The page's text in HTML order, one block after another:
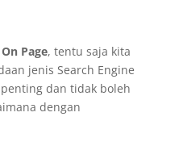
Page, tentu saja kita
jenis Search Engine
dan tidak boleh
dengan